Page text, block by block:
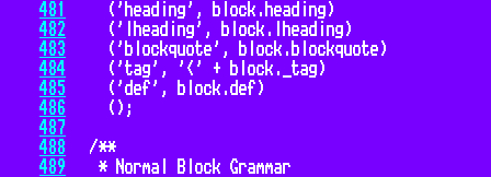
481
482
483
484
485
486
487
488
489